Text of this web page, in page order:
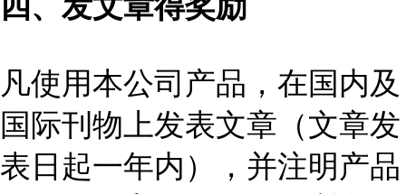
凡使用本公司产品，在国内及
国际刊物上发表文章（文章发
表日起一年内），并注明产品